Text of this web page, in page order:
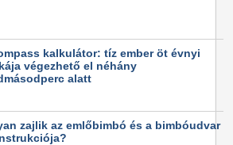
kalkulátor: tíz ember öt évnyi
végezhető el néhány
alatt
zajlik az emlőbimbó és a bimbóudvar